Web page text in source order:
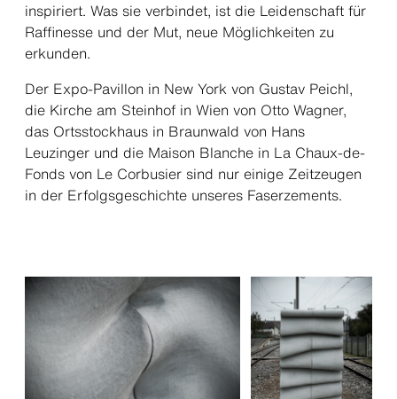
inspiriert. Was sie verbindet, ist die Leidenschaft für
Raffinesse und der Mut, neue Möglichkeiten zu
erkunden.
Der Expo-Pavillon in New York von Gustav Peichl,
die Kirche am Steinhof in Wien von Otto Wagner,
das Ortsstockhaus in Braunwald von Hans
Leuzinger und die Maison Blanche in La Chaux-de-
Fonds von Le Corbusier sind nur einige Zeitzeugen
in der Erfolgsgeschichte unseres Faserzements.